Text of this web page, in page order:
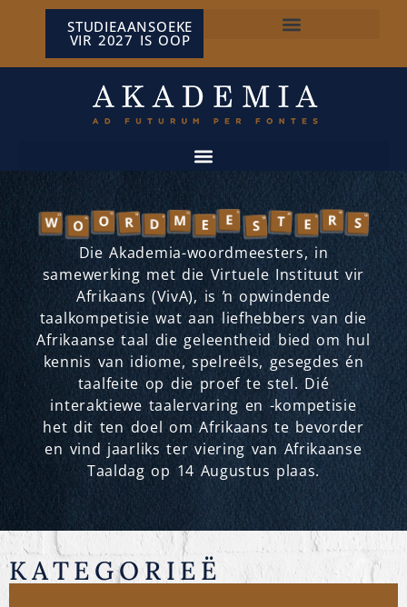
STUDIEAANSOEKE
VIR 2027 IS OOP
Die Akademia-woordmeesters, in
samewerking met die Virtuele Instituut vir
Afrikaans (VivA), is ŉ opwindende
taalkompetisie wat aan liefhebbers van die
Afrikaanse taal die geleentheid bied om hul
kennis van idiome, spelreëls, gesegdes én
taalfeite op die proef te stel. Dié
interaktiewe taalervaring en -kompetisie
het dit ten doel om Afrikaans te bevorder
en vind jaarliks ter viering van Afrikaanse
Taaldag op 14 Augustus plaas.
KATEGORIEË